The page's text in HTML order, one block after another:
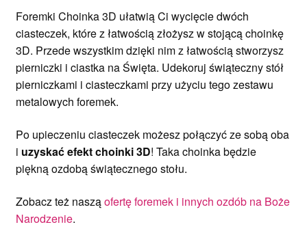
Foremki Choinka 3D ułatwią Ci wycięcie dwóch
ciasteczek, które z łatwością złożysz w stojącą choinkę
3D. Przede wszystkim dzięki nim z łatwością stworzysz
pierniczki i ciastka na Święta. Udekoruj świąteczny stół
pierniczkami i ciasteczkami przy użyciu tego zestawu
metalowych foremek.
Po upieczeniu ciasteczek możesz połączyć ze sobą oba
i uzyskać efekt choinki 3D! Taka choinka będzie
piękną ozdobą świątecznego stołu.
Zobacz też nasząofertę foremek i innych ozdób na Boże
Narodzenie.